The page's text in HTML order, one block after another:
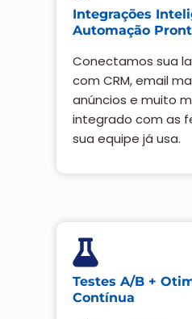
Integrações
Automação
Conectamos sua
com CRM, email
anúncios e muito
integrado com as
sua equipe já usa.
Testes A/B +
Contínua